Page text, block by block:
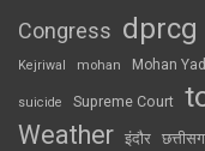
Congress dprcg
Kejriwal mohan Mohan
suicide Supreme Court
Weather इंदौर